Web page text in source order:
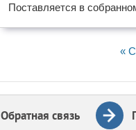
Поставляется в
«
Обратная связь